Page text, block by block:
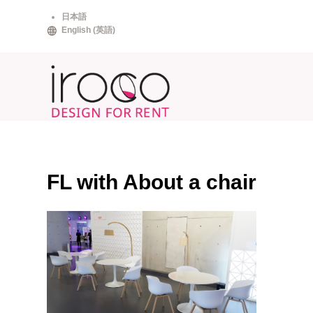
日本語
English (英語)
FL with About a chair